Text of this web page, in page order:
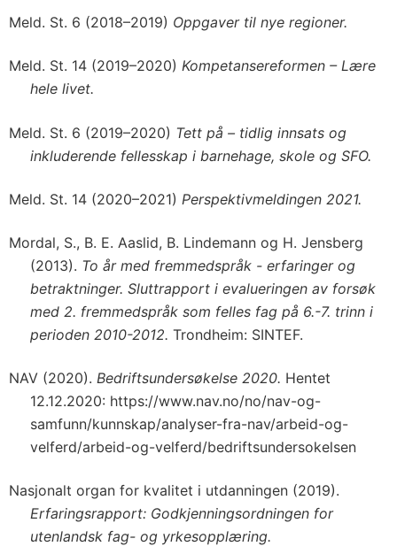
Meld. St. 6 (2018–2019) Oppgaver til nye regioner.
Meld. St. 14 (2019–2020) Kompetansereformen – Lære
hele livet.
Meld. St. 6 (2019–2020) Tett på – tidlig innsats og
inkluderende fellesskap i barnehage, skole og SFO.
Meld. St. 14 (2020–2021) Perspektivmeldingen 2021.
Mordal, S., B. E. Aaslid, B. Lindemann og H. Jensberg
(2013). To år med fremmedspråk - erfaringer og
betraktninger. Sluttrapport i evalueringen av forsøk
med 2. fremmedspråk som felles fag på 6.-7. trinn i
perioden 2010-2012. Trondheim: SINTEF.
NAV (2020). Bedriftsundersøkelse 2020. Hentet
12.12.2020: https://www.nav.no/no/nav-og-
samfunn/kunnskap/analyser-fra-nav/arbeid-og-
velferd/arbeid-og-velferd/bedriftsundersokelsen
Nasjonalt organ for kvalitet i utdanningen (2019).
Erfaringsrapport: Godkjenningsordningen for
utenlandsk fag- og yrkesopplæring.